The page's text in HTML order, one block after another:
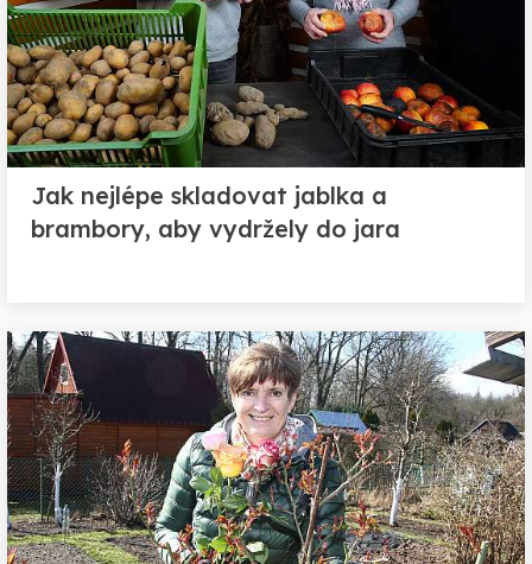
Jak nejlépe skladovat jablka a
brambory, aby vydržely do jara